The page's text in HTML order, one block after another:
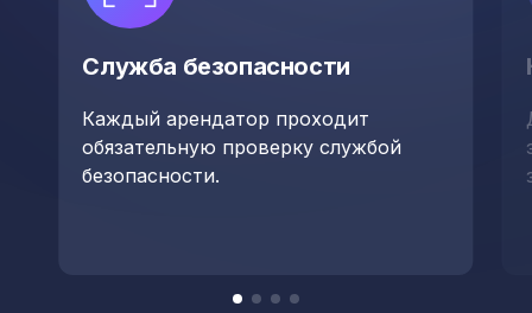
Служба безопасности
Каждый арендатор проходит
обязательную проверку службой
безопасности.
itemitem
itemitem